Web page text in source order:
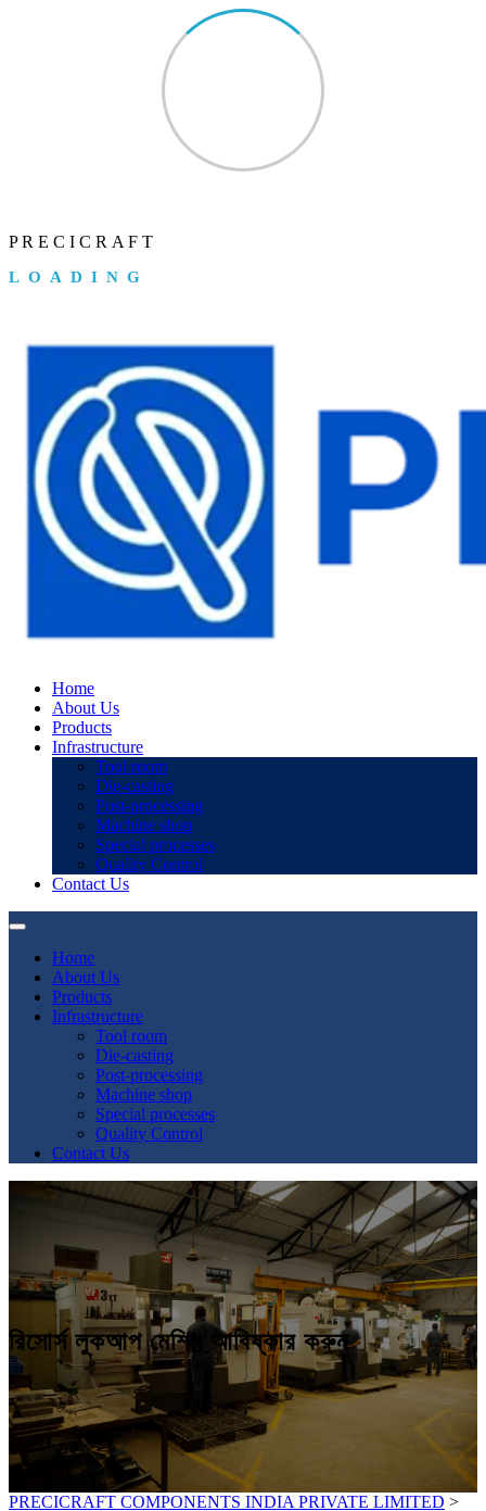
PR E C I C R A F T
LOADING
Home
About Us
Products
Infrastructure
Tool room
Die-casting
Post-processing
Machine shop
Special processes
Quality Control
Contact Us
Home
About Us
Products
Infrastructure
Tool room
Die-casting
Post-processing
Machine shop
Special processes
Quality Control
Contact Us
রিসোর্স লুকআপ মেশিন আবিষ্কার করুন
PRECICRAFT COMPONENTS INDIA PRIVATE LIMITED >